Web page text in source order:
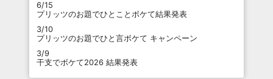
6/15
プリッツのお題でひとことボケて結果発表
3/10
プリッツのお題でひと言ボケて キャンペーン
3/9
干支でボケて2026 結果発表